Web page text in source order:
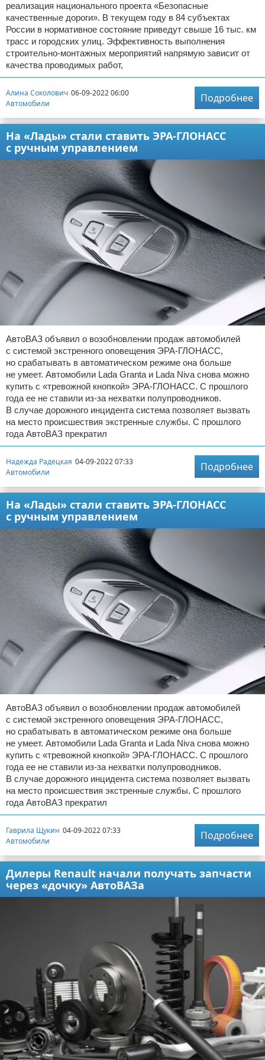
реализация национального проекта «Безопасные
качественные дороги». В текущем году в 84 субъектах
России в нормативное состояние приведут свыше 16 тыс. км
трасс и городских улиц. Эффективность выполнения
строительно-монтажных мероприятий напрямую зависит от
качества проводимых работ,
Алина Соколович 06-09-2022 06:00
Автомобили
Подробнее
На «Лады» стали ставить ЭРА-ГЛОНАСС
с ручным управлением
АвтоВАЗ объявил о возобновлении продаж автомобилей
с системой экстренного оповещения ЭРА-ГЛОНАСС,
но срабатывать в автоматическом режиме она больше
не умеет. Автомобили Lada Granta и Lada Niva снова можно
купить с «тревожной кнопкой» ЭРА-ГЛОНАСС. С прошлого
года ее не ставили из-за нехватки полупроводников.
В случае дорожного инцидента система позволяет вызвать
на место происшествия экстренные службы. С прошлого
года АвтоВАЗ прекратил
Надежда Радецкая 04-09-2022 07:33
Автомобили
Подробнее
На «Лады» стали ставить ЭРА-ГЛОНАСС
с ручным управлением
АвтоВАЗ объявил о возобновлении продаж автомобилей
с системой экстренного оповещения ЭРА-ГЛОНАСС,
но срабатывать в автоматическом режиме она больше
не умеет. Автомобили Lada Granta и Lada Niva снова можно
купить с «тревожной кнопкой» ЭРА-ГЛОНАСС. С прошлого
года ее не ставили из-за нехватки полупроводников.
В случае дорожного инцидента система позволяет вызвать
на место происшествия экстренные службы. С прошлого
года АвтоВАЗ прекратил
Гаврила Щукин 04-09-2022 07:33
Автомобили
Подробнее
Дилеры Renault начали получать запчасти
через «дочку» АвтоВАЗа